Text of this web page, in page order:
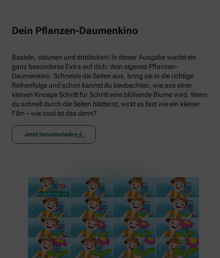
Dein Pflanzen-Daumenkino
Basteln, staunen und entdecken! In dieser Ausgabe wartet ein
ganz besonderes Extra auf dich: dein eigenes Pflanzen-
Daumenkino. Schneide die Seiten aus, bring sie in die richtige
Reihenfolge und schon kannst du beobachten, wie aus einer
kleinen Knospe Schritt für Schritt eine blühende Blume wird. Wenn
du schnell durch die Seiten blätterst, wirkt es fast wie ein kleiner
Film – wie cool ist das denn?
Jetzt herunterladen